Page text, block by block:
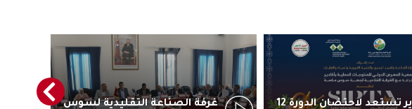
أكادير تستعد لاحتضان الدورة 12
غرفة الصناعة التقليدية لسوس